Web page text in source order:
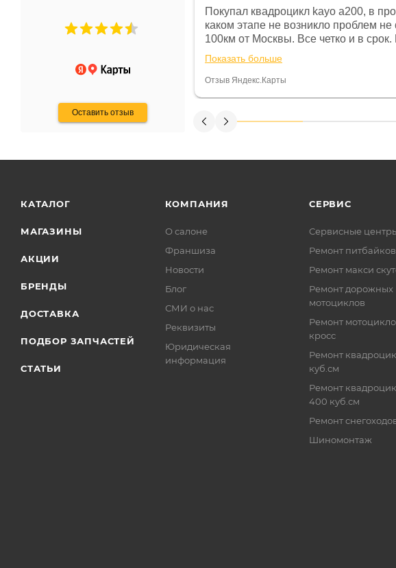
Оставить отзыв
Не понравились условия
и дают только на год)
Покупал квадроцикл kayo a200, в
каком этапе не возникло проблем не
100км от Москвы. Все четко и в срок.
спидометре всегда был 0, при этом
постоянно были на связи и в итоге
Считаю, что это говорит о
Показать больше
Отзыв Яндекс.Карты
КАТАЛОГ
МАГАЗИНЫ
АКЦИИ
БРЕНДЫ
ДОСТАВКА
ПОДБОР ЗАПЧАСТЕЙ
СТАТЬИ
КОМПАНИЯ
О салоне
Франшиза
Новости
Блог
СМИ о нас
Реквизиты
Юридическая
информация
СЕРВИС
Сервисные
Ремонт питбайков
Ремонт макси
Ремонт дорожных
мотоциклов
Ремонт
кросс
Ремонт
куб.см
Ремонт
400 куб.см
Ремонт
Шиномонтаж